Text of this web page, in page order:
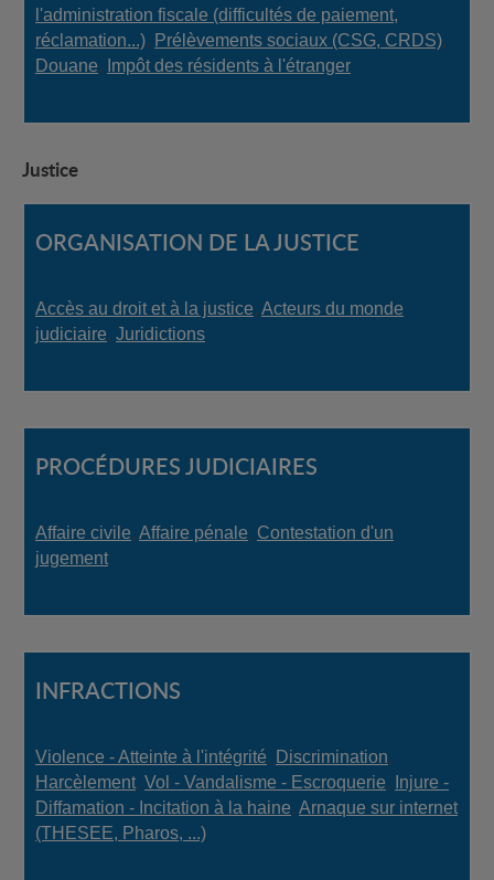
l'administration fiscale (difficultés de paiement,
réclamation...), Prélèvements sociaux (CSG, CRDS),
Douane, Impôt des résidents à l'étranger
Justice
ORGANISATION DE LA JUSTICE
Accès au droit et à la justice, Acteurs du monde
judiciaire, Juridictions
PROCÉDURES JUDICIAIRES
Affaire civile, Affaire pénale, Contestation d'un
jugement
INFRACTIONS
Violence - Atteinte à l'intégrité, Discrimination,
Harcèlement, Vol - Vandalisme - Escroquerie, Injure -
Diffamation - Incitation à la haine, Arnaque sur internet
(THESEE, Pharos, ...)